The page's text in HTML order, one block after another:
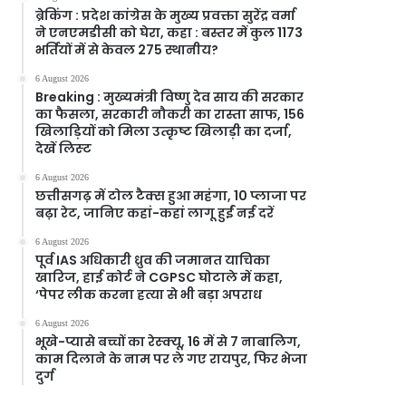
ब्रेकिंग : प्रदेश कांग्रेस के मुख्य प्रवक्ता सुरेंद्र वर्मा
ने एनएमडीसी को घेरा, कहा : बस्तर में कुल 1173
भर्तियों में से केवल 275 स्थानीय?
6 August 2026
Breaking : मुख्यमंत्री विष्णु देव साय की सरकार
का फैसला, सरकारी नौकरी का रास्ता साफ, 156
खिलाड़ियों को मिला उत्कृष्ट खिलाड़ी का दर्जा,
देखें लिस्‍ट
6 August 2026
छत्तीसगढ़ में टोल टैक्स हुआ महंगा, 10 प्लाजा पर
बढ़ा रेट, जानिए कहां-कहां लागू हुईं नई दरें
6 August 2026
पूर्व IAS अधिकारी ध्रुव की जमानत याचिका
खारिज, हाई कोर्ट ने CGPSC घोटाले में कहा,
‘पेपर लीक करना हत्या से भी बड़ा अपराध
6 August 2026
भूखे-प्यासे बच्चों का रेस्क्यू, 16 में से 7 नाबालिग,
काम दिलाने के नाम पर ले गए रायपुर, फिर भेजा
दुर्ग